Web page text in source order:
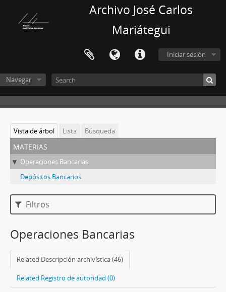
Archivo José Carlos
Mariátegui
Iniciar sesión
Navegar
Vista de árbol Lista Búsqueda
materias
Operaciones Bancarias
Depósitos Bancarios
Filtros
Operaciones Bancarias
Related Descripción archivística (46)
Related Registro de autoridad (0)